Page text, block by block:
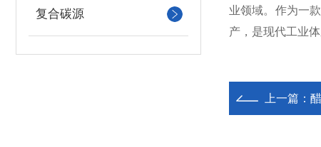
复合碳源
业领域。作为一
产，是现代工业
上一篇：